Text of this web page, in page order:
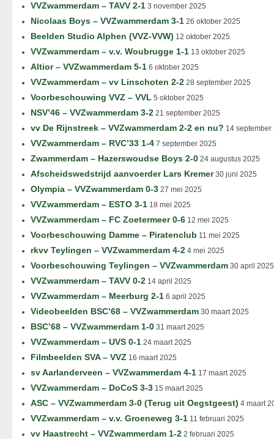
VVZwammerdam – TAVV 2-1 3 november 2025
Nicolaas Boys – VVZwammerdam 3-1 26 oktober 2025
Beelden Studio Alphen (VVZ-VVW) 12 oktober 2025
VVZwammerdam – v.v. Woubrugge 1-1 13 oktober 2025
Altior – VVZwammerdam 5-1 6 oktober 2025
VVZwammerdam – vv Linschoten 2-2 28 september 2025
Voorbeschouwing VVZ – VVL 5 oktober 2025
NSV’46 – VVZwammerdam 3-2 21 september 2025
vv De Rijnstreek – VVZwammerdam 2-2 en nu? 14 september
VVZwammerdam – RVC’33 1-4 7 september 2025
Zwammerdam – Hazerswoudse Boys 2-0 24 augustus 2025
Afscheidswedstrijd aanvoerder Lars Kremer30 juni 2025
Olympia – VVZwammerdam 0-3 27 mei 2025
VVZwammerdam – ESTO 3-1 18 mei 2025
VVZwammerdam – FC Zoetermeer 0-6 12 mei 2025
Voorbeschouwing Damme – Piratenclub 11 mei 2025
rkvv Teylingen – VVZwammerdam 4-2 4 mei 2025
Voorbeschouwing Teylingen – VVZwammerdam 30 april 2025
VVZwammerdam – TAVV 0-2 14 april 2025
VVZwammerdam – Meerburg 2-1 6 april 2025
Videobeelden BSC’68 – VVZwammerdam 30 maart 2025
BSC’68 – VVZwammerdam 1-0 31 maart 2025
VVZwammerdam – UVS 0-1 24 maart 2025
Filmbeelden SVA – VVZ 16 maart 2025
sv Aarlanderveen – VVZwammerdam 4-1 17 maart 2025
VVZwammerdam – DoCoS 3-3 15 maart 2025
ASC – VVZwammerdam 3-0 (Terug uit Oegstgeest) 4 maart
VVZwammerdam – v.v. Groeneweg 3-1 11 februari 2025
vv Haastrecht – VVZwammerdam 1-2 2 februari 2025